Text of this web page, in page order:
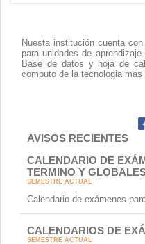
Nuesta institución cuenta
para unidades de
Base de datos y hoja de
computo de la tecnologia
AVISOS RECIENTES
CALENDARIO DE
TERMINO Y
SEMESTRE ACTUAL
Calendario de exámenes
CALENDARIOS DE
SEMESTRE ACTUAL